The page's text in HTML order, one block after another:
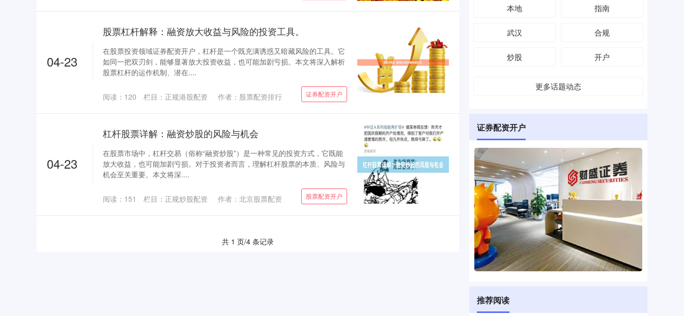
04-23
股票杠杆解释：融资放大收益与风险的投资工具。
在股票投资领域证券配资开户，杠杆是一个既充满诱惑又暗藏风险的工具。它
如同一把双刃剑，能够显著放大投资收益，也可能加剧亏损。本文将深入解析
股票杠杆的运作机制、潜在....
证券配资开户
作者：股票配资排行
阅读： 120 栏目： 正规港股配资
04-23
杠杆股票详解：融资炒股的风险与机会
在股票市场中，杠杆交易（俗称“融资炒股”）是一种常见的投资方式，它既能
放大收益，也可能加剧亏损。对于投资者而言，理解杠杆股票的本质、风险与
机会至关重要。本文将深....
股票配资开户
作者：北京股票配资
阅读： 151 栏目： 正规炒股配资
共 1 页/4 条记录
本地 指南
武汉 合规
炒股 开户
更多话题动态
证券配资开户
推荐阅读